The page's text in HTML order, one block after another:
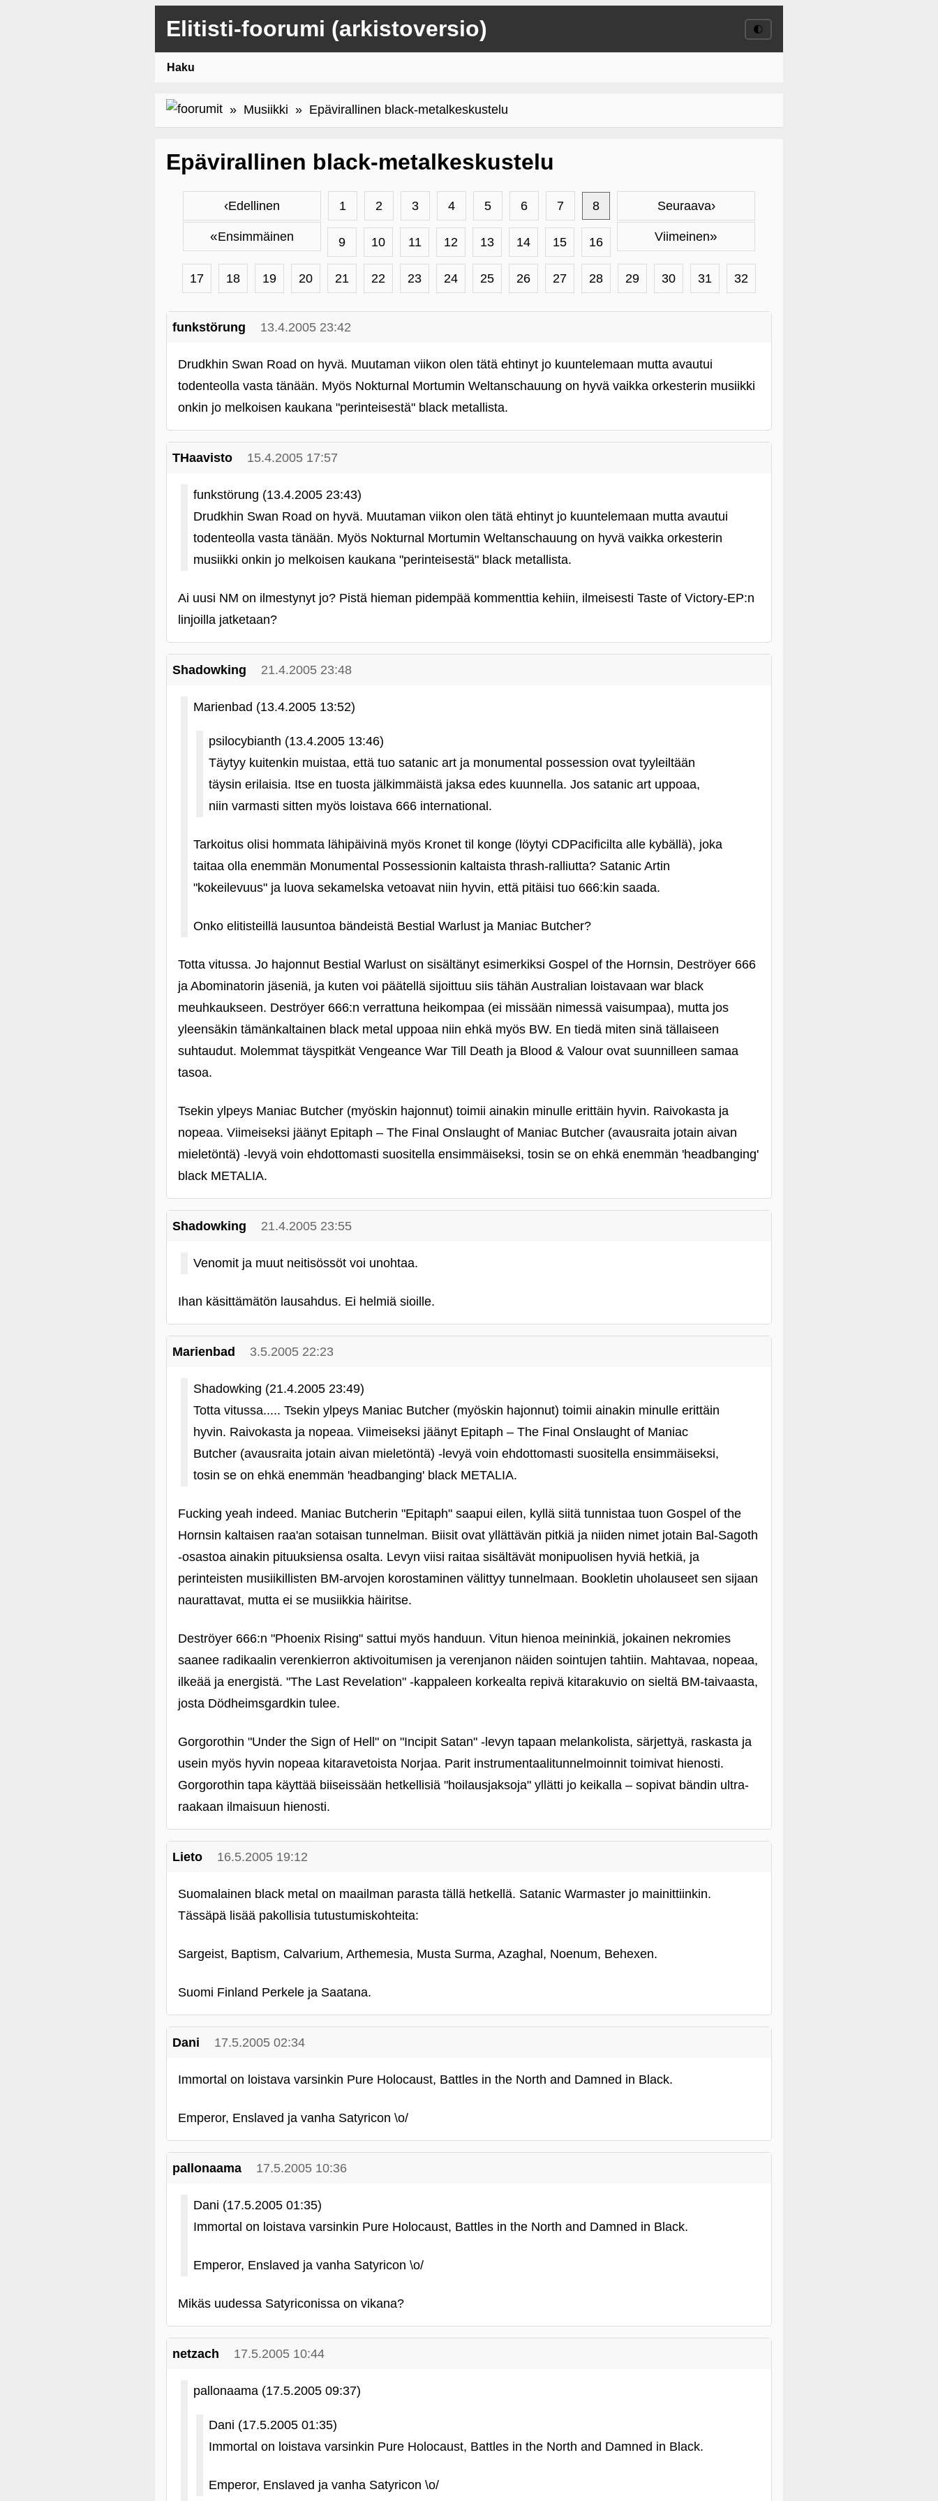
Elitisti-foorumi (arkistoversio) 🌓
Haku
» Musiikki » Epävirallinen black-metalkeskustelu
Epävirallinen black-metalkeskustelu
‹Edellinen
«Ensimmäinen
Seuraava›
Viimeinen»
1 2 3 4 5 6 7 8
9 10 11 12 13 14 15 16
17 18 19 20 21 22 23 24 25 26 27 28 29 30 31 32
funkstörung 13.4.2005 23:42
Drudkhin Swan Road on hyvä. Muutaman viikon olen tätä ehtinyt jo kuuntelemaan mutta avautui
todenteolla vasta tänään. Myös Nokturnal Mortumin Weltanschauung on hyvä vaikka orkesterin musiikki
onkin jo melkoisen kaukana "perinteisestä" black metallista.
THaavisto 15.4.2005 17:57
funkstörung (13.4.2005 23:43)
Drudkhin Swan Road on hyvä. Muutaman viikon olen tätä ehtinyt jo kuuntelemaan mutta avautui
todenteolla vasta tänään. Myös Nokturnal Mortumin Weltanschauung on hyvä vaikka orkesterin
musiikki onkin jo melkoisen kaukana "perinteisestä" black metallista.
Ai uusi NM on ilmestynyt jo? Pistä hieman pidempää kommenttia kehiin, ilmeisesti Taste of Victory-EP:n
linjoilla jatketaan?
Shadowking 21.4.2005 23:48
Marienbad (13.4.2005 13:52)
psilocybianth (13.4.2005 13:46)
Täytyy kuitenkin muistaa, että tuo satanic art ja monumental possession ovat tyyleiltään
täysin erilaisia. Itse en tuosta jälkimmäistä jaksa edes kuunnella. Jos satanic art uppoaa,
niin varmasti sitten myös loistava 666 international.
Tarkoitus olisi hommata lähipäivinä myös Kronet til konge (löytyi CDPacificilta alle kybällä), joka
taitaa olla enemmän Monumental Possessionin kaltaista thrash-ralliutta? Satanic Artin
"kokeilevuus" ja luova sekamelska vetoavat niin hyvin, että pitäisi tuo 666:kin saada.
Onko elitisteillä lausuntoa bändeistä Bestial Warlust ja Maniac Butcher?
Totta vitussa. Jo hajonnut Bestial Warlust on sisältänyt esimerkiksi Gospel of the Hornsin, Deströyer 666
ja Abominatorin jäseniä, ja kuten voi päätellä sijoittuu siis tähän Australian loistavaan war black
meuhkaukseen. Deströyer 666:n verrattuna heikompaa (ei missään nimessä vaisumpaa), mutta jos
yleensäkin tämänkaltainen black metal uppoaa niin ehkä myös BW. En tiedä miten sinä tällaiseen
suhtaudut. Molemmat täyspitkät Vengeance War Till Death ja Blood & Valour ovat suunnilleen samaa
tasoa.
Tsekin ylpeys Maniac Butcher (myöskin hajonnut) toimii ainakin minulle erittäin hyvin. Raivokasta ja
nopeaa. Viimeiseksi jäänyt Epitaph – The Final Onslaught of Maniac Butcher (avausraita jotain aivan
mieletöntä) ‑levyä voin ehdottomasti suositella ensimmäiseksi, tosin se on ehkä enemmän 'headbanging'
black METALIA.
Shadowking 21.4.2005 23:55
Venomit ja muut neitisössöt voi unohtaa.
Ihan käsittämätön lausahdus. Ei helmiä sioille.
Marienbad 3.5.2005 22:23
Shadowking (21.4.2005 23:49)
Totta vitussa..... Tsekin ylpeys Maniac Butcher (myöskin hajonnut) toimii ainakin minulle erittäin
hyvin. Raivokasta ja nopeaa. Viimeiseksi jäänyt Epitaph – The Final Onslaught of Maniac
Butcher (avausraita jotain aivan mieletöntä) ‑levyä voin ehdottomasti suositella ensimmäiseksi,
tosin se on ehkä enemmän 'headbanging' black METALIA.
Fucking yeah indeed. Maniac Butcherin "Epitaph" saapui eilen, kyllä siitä tunnistaa tuon Gospel of the
Hornsin kaltaisen raa'an sotaisan tunnelman. Biisit ovat yllättävän pitkiä ja niiden nimet jotain Bal-Sagoth
‑osastoa ainakin pituuksiensa osalta. Levyn viisi raitaa sisältävät monipuolisen hyviä hetkiä, ja
perinteisten musiikillisten BM-arvojen korostaminen välittyy tunnelmaan. Bookletin uholauseet sen sijaan
naurattavat, mutta ei se musiikkia häiritse.
Deströyer 666:n "Phoenix Rising" sattui myös handuun. Vitun hienoa meininkiä, jokainen nekromies
saanee radikaalin verenkierron aktivoitumisen ja verenjanon näiden sointujen tahtiin. Mahtavaa, nopeaa,
ilkeää ja energistä. "The Last Revelation" ‑kappaleen korkealta repivä kitarakuvio on sieltä BM-taivaasta,
josta Dödheimsgardkin tulee.
Gorgorothin "Under the Sign of Hell" on "Incipit Satan" ‑levyn tapaan melankolista, särjettyä, raskasta ja
usein myös hyvin nopeaa kitaravetoista Norjaa. Parit instrumentaalitunnelmoinnit toimivat hienosti.
Gorgorothin tapa käyttää biiseissään hetkellisiä "hoilausjaksoja" yllätti jo keikalla – sopivat bändin ultra-
raakaan ilmaisuun hienosti.
Lieto 16.5.2005 19:12
Suomalainen black metal on maailman parasta tällä hetkellä. Satanic Warmaster jo mainittiinkin.
Tässäpä lisää pakollisia tutustumiskohteita:
Sargeist, Baptism, Calvarium, Arthemesia, Musta Surma, Azaghal, Noenum, Behexen.
Suomi Finland Perkele ja Saatana.
Dani 17.5.2005 02:34
Immortal on loistava varsinkin Pure Holocaust, Battles in the North and Damned in Black.
Emperor, Enslaved ja vanha Satyricon \o/
pallonaama 17.5.2005 10:36
Dani (17.5.2005 01:35)
Immortal on loistava varsinkin Pure Holocaust, Battles in the North and Damned in Black.
Emperor, Enslaved ja vanha Satyricon \o/
Mikäs uudessa Satyriconissa on vikana?
netzach 17.5.2005 10:44
pallonaama (17.5.2005 09:37)
Dani (17.5.2005 01:35)
Immortal on loistava varsinkin Pure Holocaust, Battles in the North and Damned in Black.
Emperor, Enslaved ja vanha Satyricon \o/